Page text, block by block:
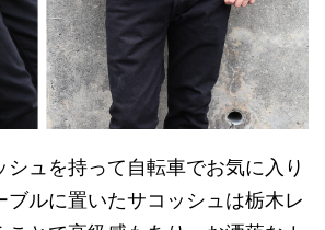
ュを持って自転車でお気に入り
ブルに置いたサコッシュは栃木レ